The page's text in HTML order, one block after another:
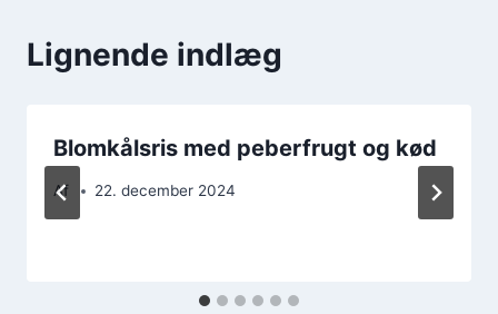
Lignende indlæg
Blomkålsris med peberfrugt og kød
Af 22. december 2024